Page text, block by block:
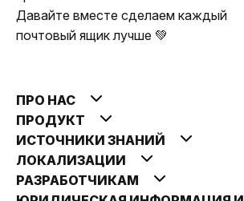
Давайте вместе сделаем каждый
почтовый ящик лучше 💚
ПРО НАС
ПРОДУКТ
ИСТОЧНИКИ ЗНАНИЙ
ЛОКАЛИЗАЦИИ
РАЗРАБОТЧИКАМ